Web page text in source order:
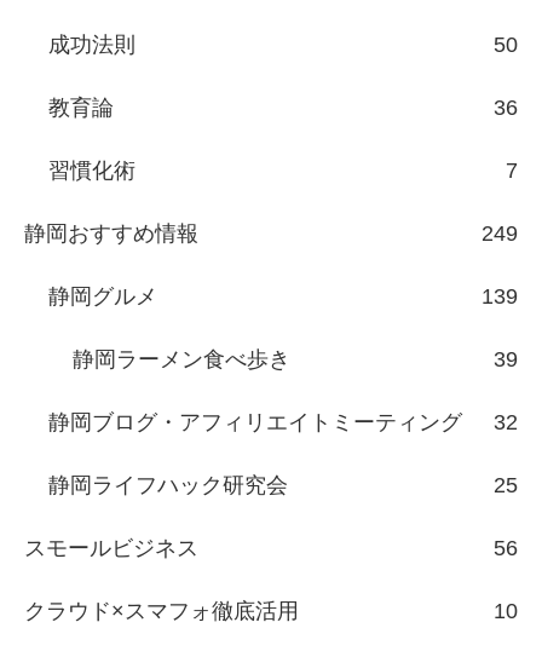
成功法則 50
教育論 36
習慣化術 7
静岡おすすめ情報 249
静岡グルメ 139
静岡ラーメン食べ歩き 39
静岡ブログ・アフィリエイトミーティング 32
静岡ライフハック研究会 25
スモールビジネス 56
クラウド×スマフォ徹底活用 10